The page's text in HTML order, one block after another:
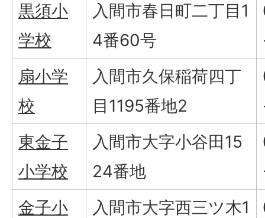
黒須小
学校
入間市春日町二丁目1
4番60号
扇小学
校
入間市久保稲荷四丁
目1195番地2
東金子
小学校
入間市大字小谷田15
24番地
金子小
入間市大字西三ツ木1